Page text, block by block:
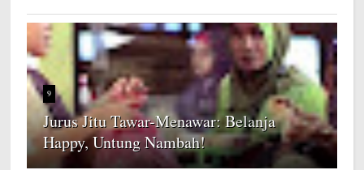
9
Jurus Jitu Tawar-Menawar: Belanja
Happy, Untung Nambah!